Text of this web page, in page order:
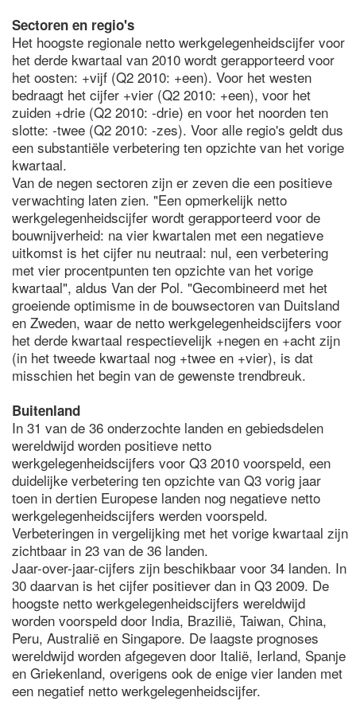
Sectoren en regio's
Het hoogste regionale netto werkgelegenheidscijfer voor
het derde kwartaal van 2010 wordt gerapporteerd voor
het oosten: +vijf (Q2 2010: +een). Voor het westen
bedraagt het cijfer +vier (Q2 2010: +een), voor het
zuiden +drie (Q2 2010: -drie) en voor het noorden ten
slotte: -twee (Q2 2010: -zes). Voor alle regio's geldt dus
een substantiële verbetering ten opzichte van het vorige
kwartaal.
Van de negen sectoren zijn er zeven die een positieve
verwachting laten zien. "Een opmerkelijk netto
werkgelegenheidscijfer wordt gerapporteerd voor de
bouwnijverheid: na vier kwartalen met een negatieve
uitkomst is het cijfer nu neutraal: nul, een verbetering
met vier procentpunten ten opzichte van het vorige
kwartaal", aldus Van der Pol. "Gecombineerd met het
groeiende optimisme in de bouwsectoren van Duitsland
en Zweden, waar de netto werkgelegenheidscijfers voor
het derde kwartaal respectievelijk +negen en +acht zijn
(in het tweede kwartaal nog +twee en +vier), is dat
misschien het begin van de gewenste trendbreuk.
Buitenland
In 31 van de 36 onderzochte landen en gebiedsdelen
wereldwijd worden positieve netto
werkgelegenheidscijfers voor Q3 2010 voorspeld, een
duidelijke verbetering ten opzichte van Q3 vorig jaar
toen in dertien Europese landen nog negatieve netto
werkgelegenheidscijfers werden voorspeld.
Verbeteringen in vergelijking met het vorige kwartaal zijn
zichtbaar in 23 van de 36 landen.
Jaar-over-jaar-cijfers zijn beschikbaar voor 34 landen. In
30 daarvan is het cijfer positiever dan in Q3 2009. De
hoogste netto werkgelegenheidscijfers wereldwijd
worden voorspeld door India, Brazilië, Taiwan, China,
Peru, Australië en Singapore. De laagste prognoses
wereldwijd worden afgegeven door Italië, Ierland, Spanje
en Griekenland, overigens ook de enige vier landen met
een negatief netto werkgelegenheidscijfer.